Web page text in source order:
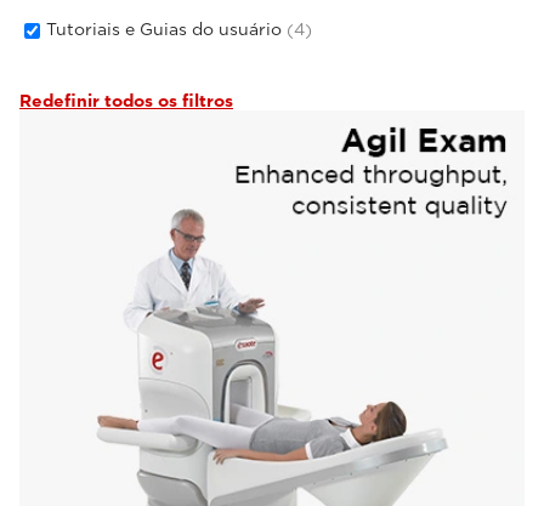
Tutoriais e Guias do usuário (4)
Redefinir todos os filtros